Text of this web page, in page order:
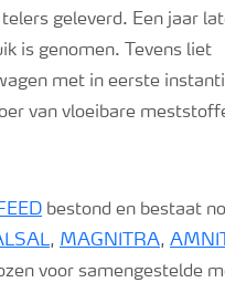
geleverd. Een jaar
is genomen. Tevens liet
met in eerste
van vloeibare
bestond en bestaat
, MAGNITRA,
voor samengestelde